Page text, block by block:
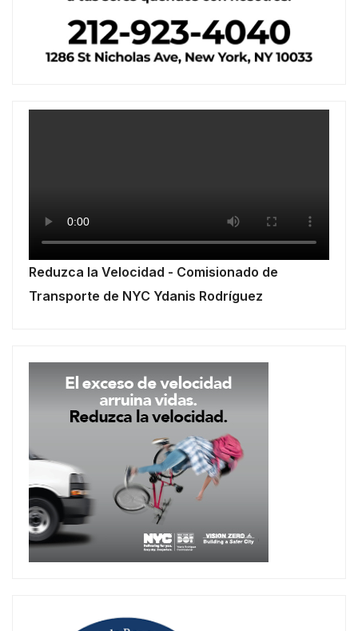
Reduzca la Velocidad - Comisionado de
Transporte de NYC Ydanis Rodríguez